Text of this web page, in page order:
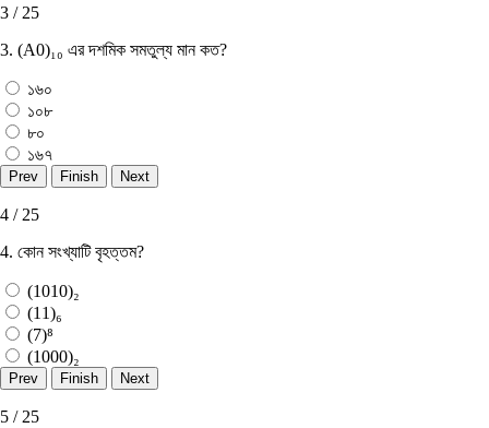
3 / 25
3. (A0)₁₀ এর দশমিক সমতুল্য মান কত?
১৬০
১০৮
৮০
১৬৭
4 / 25
4. কোন সংখ্যাটি বৃহত্তম?
(1010)₂
(11)₆
(7)⁸
(1000)₂
5 / 25